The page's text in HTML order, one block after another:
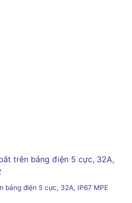
bảng điện 5 cực, 32A, IP67 MPE